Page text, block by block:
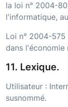
la loi n° 2004-
l'informatique,
Loi n° 2004-
dans l'économie
11. Lexique.
Utilisateur :
susnommé.